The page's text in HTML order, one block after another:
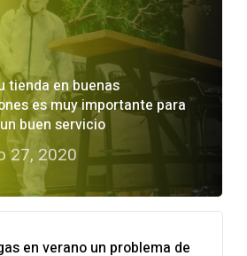
tienda en buenas
es muy importante para
buen servicio
27, 2020
en verano un problema de